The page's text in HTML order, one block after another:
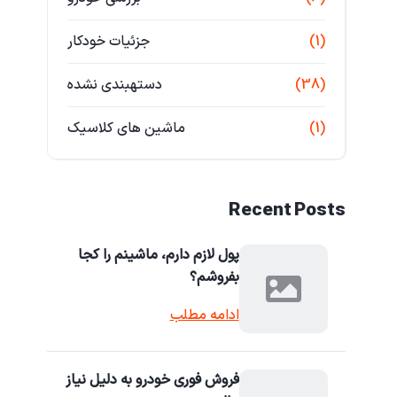
جزئیات خودکار (1)
دستهبندی نشده (38)
ماشین های کلاسیک (1)
Recent Posts
پول لازم دارم، ماشینم را کجا
بفروشم؟
ادامه مطلب
فروش فوری خودرو به دلیل نیاز